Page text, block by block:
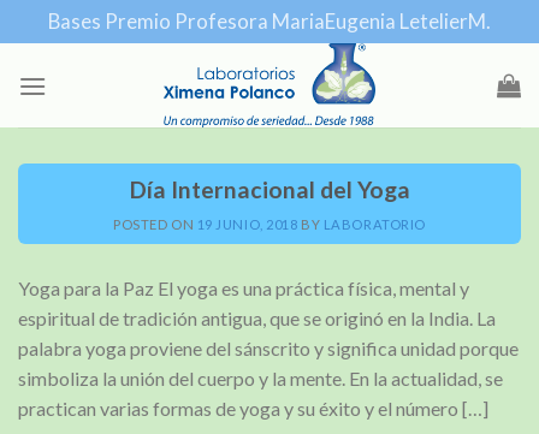
to
content
Bases Premio Profesora MariaEugenia LetelierM.
Día Internacional del Yoga
POSTED ON 19 JUNIO, 2018 BY LABORATORIO
Yoga para la Paz El yoga es una práctica física, mental y
espiritual de tradición antigua, que se originó en la India. La
palabra yoga proviene del sánscrito y significa unidad porque
simboliza la unión del cuerpo y la mente. En la actualidad, se
practican varias formas de yoga y su éxito y el número […]